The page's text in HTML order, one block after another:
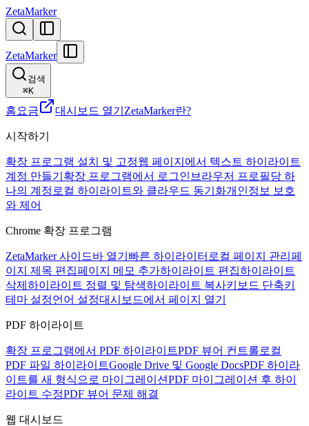
ZetaMarker
ZetaMarker
검색
⌘K
홈요금 대시보드 열기 ZetaMarker란?
시작하기
확장 프로그램 설치 및 고정웹 페이지에서 텍스트 하이라이트
계정 만들기 확장 프로그램에서 로그인 브라우저 프로필당 하
나의 계정 로컬 하이라이트와 클라우드 동기화개인정보 보호
와 제어
Chrome 확장 프로그램
ZetaMarker 사이드바 열기 빠른 하이라이터 로컬 페이지 관리 페
이지 제목 편집페이지 메모 추가하이라이트 편집하이라이트
삭제 하이라이트 정렬 및 탐색하이라이트 복사키보드 단축키
테마 설정언어 설정대시보드에서 페이지 열기
PDF 하이라이트
확장 프로그램에서 PDF 하이라이트PDF 뷰어 컨트롤로컬
PDF 파일 하이라이트Google Drive 및 Google DocsPDF 하이라
이트를 새 형식으로 마이그레이션PDF 마이그레이션 후 하이
라이트 수정PDF 뷰어 문제 해결
웹 대시보드